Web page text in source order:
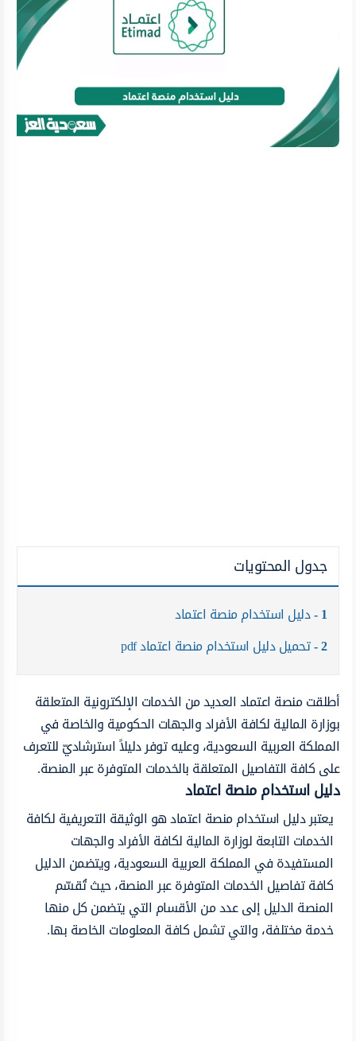
جدول المحتويات
1 دليل استخدام منصة اعتماد
2 تحميل دليل استخدام منصة اعتماد pdf
أطلقت منصة اعتماد العديد من الخدمات الإلكترونية المتعلقة
بوزارة المالية لكافة الأفراد والجهات الحكومية والخاصة في
المملكة العربية السعودية، وعليه توفر دليلاً استرشاديّ للتعرف
على كافة التفاصيل المتعلقة بالخدمات المتوفرة عبر المنصة.
دليل استخدام منصة اعتماد
يعتبر دليل استخدام منصة اعتماد هو الوثيقة التعريفية لكافة
الخدمات التابعة لوزارة المالية لكافة الأفراد والجهات
المستفيدة في المملكة العربية السعودية، ويتضمن الدليل
كافة تفاصيل الخدمات المتوفرة عبر المنصة، حيث تُقسّم
المنصة الدليل إلى عدد من الأقسام التي يتضمن كل منها
خدمة مختلفة، والتي تشمل كافة المعلومات الخاصة بها.